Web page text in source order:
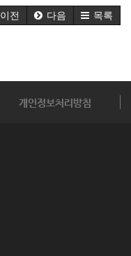
이전 다음 목록
개인정보처리방침